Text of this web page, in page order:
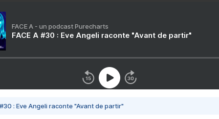
FACE A - un podcast Purecharts
FACE A #30 : Eve Angeli raconte "Avant de partir"
#30 : Eve Angeli raconte "Avant de partir"